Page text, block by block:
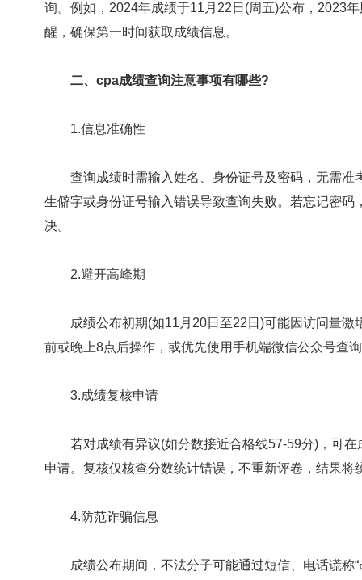
询。例如，2024年成绩于11月22日(周五)公布，2023
醒，确保第一时间获取成绩信息。
二、cpa成绩查询注意事项有哪些?
1.信息准确性
查询成绩时需输入姓名、身份证号及密码，无需准
生僻字或身份证号输入错误导致查询失败。若忘记密码
决。
2.避开高峰期
成绩公布初期(如11月20日至22日)可能因访问量激
前或晚上8点后操作，或优先使用手机端微信公众号查
3.成绩复核申请
若对成绩有异议(如分数接近合格线57-59分)，可在
申请。复核仅核查分数统计错误，不重新评卷，结果将
4.防范诈骗信息
成绩公布期间，不法分子可能通过短信、电话谎称“